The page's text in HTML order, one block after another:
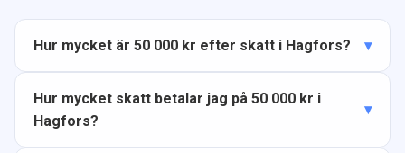
Hur mycket är 50 000 kr efter skatt i Hagfors?
Hur mycket skatt betalar jag på 50 000 kr i
Hagfors?